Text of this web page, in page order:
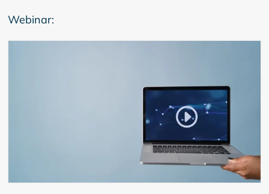
Webinar: